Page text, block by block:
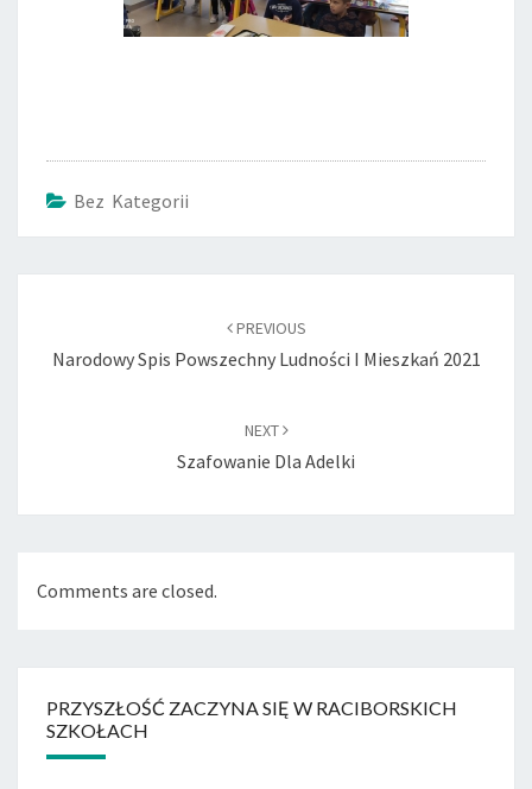
Bez Kategorii
PREVIOUS
Narodowy Spis Powszechny Ludności I Mieszkań 2021
NEXT
Szafowanie Dla Adelki
Comments are closed.
PRZYSZŁOŚĆ ZACZYNA SIĘ W RACIBORSKICH
SZKOŁACH